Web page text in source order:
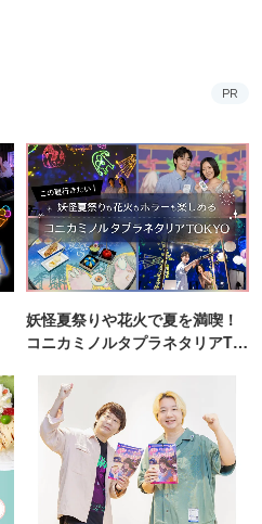
PR
妖怪夏祭りや花火で夏を満喫！
コニカミノルタプラネタリアTO